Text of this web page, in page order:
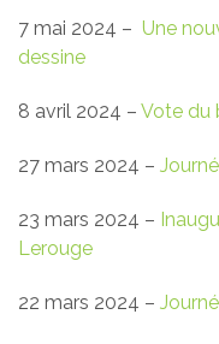
7 mai 2024 – Une
dessine
8 avril 2024 – Vote du
27 mars 2024 –
23 mars 2024 –
Lerouge
22 mars 2024 –